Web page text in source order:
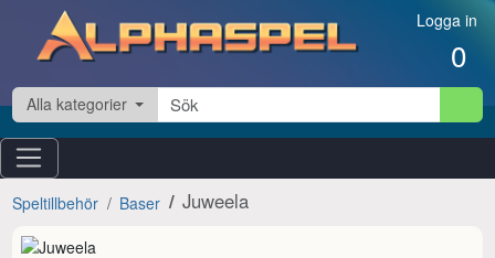
Hoppa till innehåll Logga in
0
Alla kategorier
Speltillbehör Baser Juweela